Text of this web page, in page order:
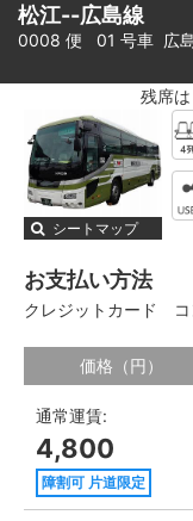
松江--広島線
0008 便 01 号車 広
残席
シートマップ
お支払い方法
クレジットカード
価格（円）
通常運賃:
4,800
障割可 片道限定